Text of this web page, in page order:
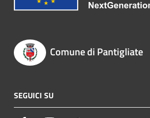
Comune di Pantigliate
SEGUICI SU